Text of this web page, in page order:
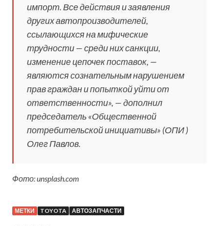
импорт. Все действия и заявления
других автопроизводителей,
ссылающихся на мифические
трудности — среди них санкции,
изменение цепочек поставок, —
являются сознательным нарушением
прав граждан и попыткой уйти от
ответственности», — дополнил
председатель «Общественной
потребительской инициативы» (ОПИ )
Олег Павлов.
Фото: unsplash.com
МЕТКИ TOYOTA АВТОЗАПЧАСТИ